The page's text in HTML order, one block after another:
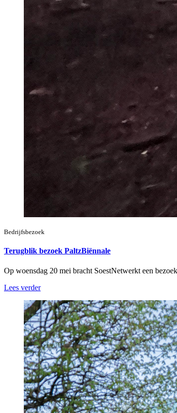
Bedrijfsbezoek
Terugblik bezoek PaltzBiënnale
Op woensdag 20 mei bracht SoestNetwerkt een
Lees verder